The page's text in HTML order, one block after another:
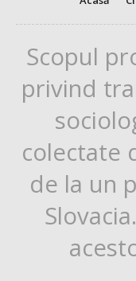
Scopul
privind
colectate
de la un